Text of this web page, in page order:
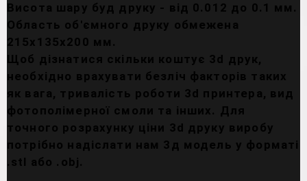
Висота шару буд друку - від 0.012 до 0.1 мм.
Область об'ємного друку обмежена
215х135х200 мм.
Щоб дізнатися скільки коштує 3d друк,
необхідно врахувати безліч факторів таких
як вага, тривалість роботи 3d принтера, вид
фотополімерної смоли та інших. Для
точного розрахунку ціни 3d друку виробу
потрібно надіслати нам 3д модель у форматі
.stl або .obj.